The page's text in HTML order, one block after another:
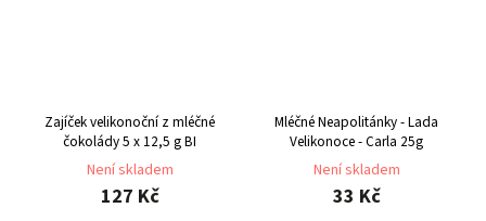
Zajíček velikonoční z mléčné
čokolády 5 x 12,5 g BI
Není skladem
127 Kč
Mléčné Neapolitánky - Lada
Velikonoce - Carla 25g
Není skladem
33 Kč